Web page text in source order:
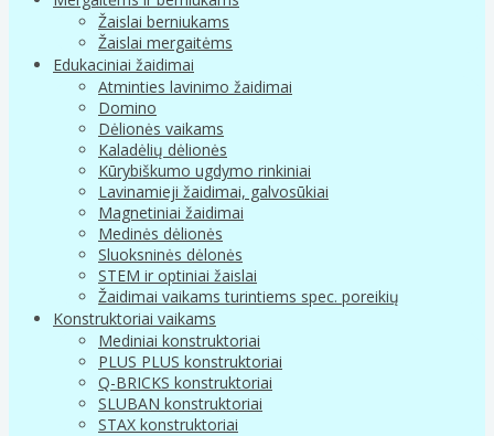
Žaislai berniukams
Žaislai mergaitėms
Edukaciniai žaidimai
Atminties lavinimo žaidimai
Domino
Dėlionės vaikams
Kaladėlių dėlionės
Kūrybiškumo ugdymo rinkiniai
Lavinamieji žaidimai, galvosūkiai
Magnetiniai žaidimai
Medinės dėlionės
Sluoksninės dėlonės
STEM ir optiniai žaislai
Žaidimai vaikams turintiems spec. poreikių
Konstruktoriai vaikams
Mediniai konstruktoriai
PLUS PLUS konstruktoriai
Q-BRICKS konstruktoriai
SLUBAN konstruktoriai
STAX konstruktoriai